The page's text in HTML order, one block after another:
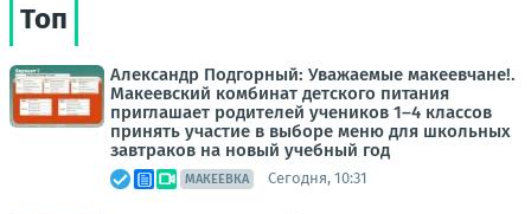
Топ
Александр Подгорный: Уважаемые макеевчане!.
Макеевский комбинат детского питания
приглашает родителей учеников 1–4 классов
принять участие в выборе меню для школьных
завтраков на новый учебный год
МАКЕЕВКА Сегодня, 10:31